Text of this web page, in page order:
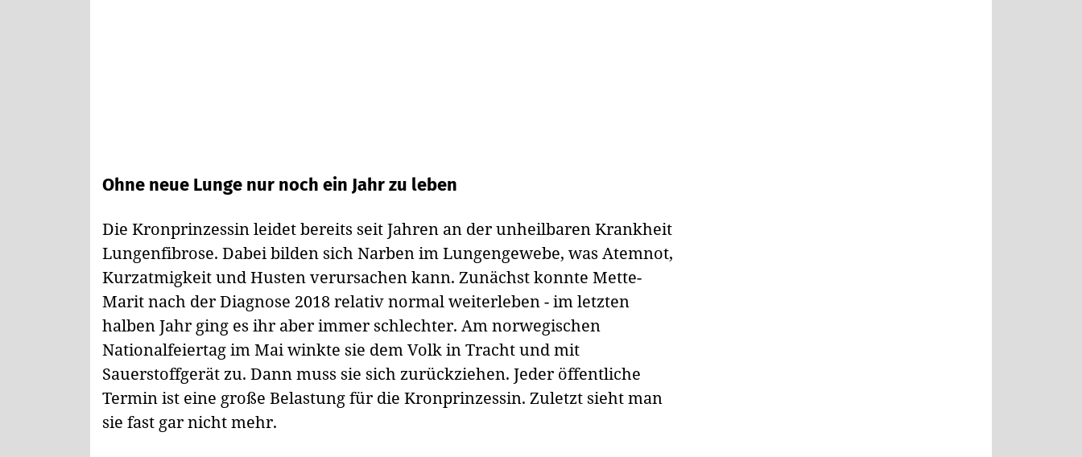
Ohne neue Lunge nur noch ein Jahr zu leben
Die Kronprinzessin leidet bereits seit Jahren an der unheilbaren Krankheit
Lungenfibrose. Dabei bilden sich Narben im Lungengewebe, was Atemnot,
Kurzatmigkeit und Husten verursachen kann. Zunächst konnte Mette-
Marit nach der Diagnose 2018 relativ normal weiterleben - im letzten
halben Jahr ging es ihr aber immer schlechter. Am norwegischen
Nationalfeiertag im Mai winkte sie dem Volk in Tracht und mit
Sauerstoffgerät zu. Dann muss sie sich zurückziehen. Jeder öffentliche
Termin ist eine große Belastung für die Kronprinzessin. Zuletzt sieht man
sie fast gar nicht mehr.